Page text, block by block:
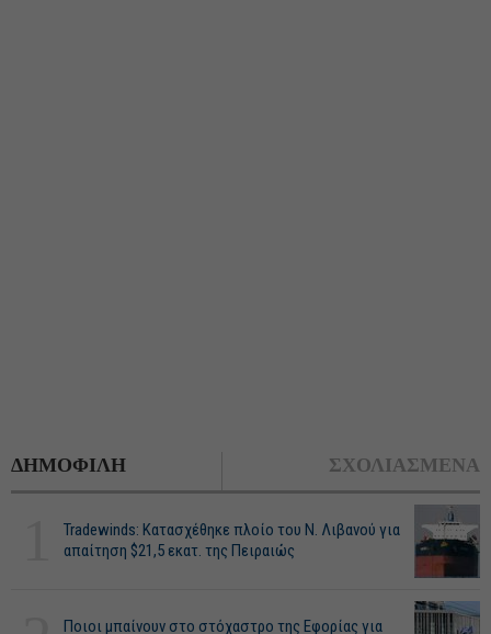
ΔΗΜΟΦΙΛΗ ΣΧΟΛΙΑΣΜΕΝΑ
Tradewinds: Κατασχέθηκε πλοίο του Ν. Λιβανού για
απαίτηση $21,5 εκατ. της Πειραιώς
Ποιοι μπαίνουν στο στόχαστρο της Εφορίας για